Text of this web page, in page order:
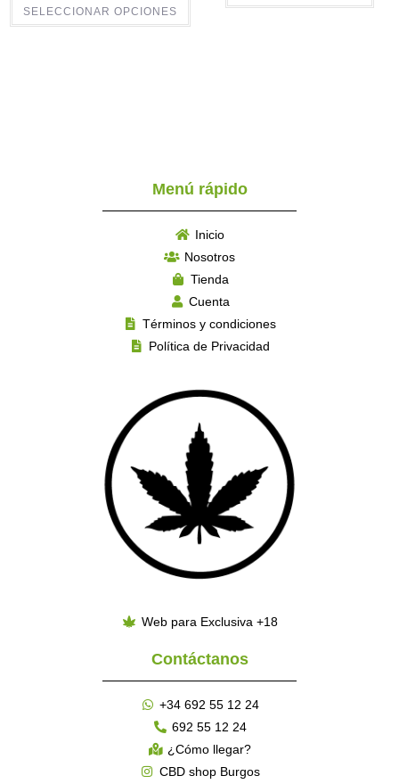
SELECCIONAR OPCIONES
Menú rápido
Inicio
Nosotros
Tienda
Cuenta
Términos y condiciones
Política de Privacidad
Web para Exclusiva +18
Contáctanos
+34 692 55 12 24
692 55 12 24
¿Cómo llegar?
CBD shop Burgos